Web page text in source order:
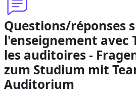
Questions/réponses
l'enseignement avec
les auditoires -
zum Studium mit
Auditorium